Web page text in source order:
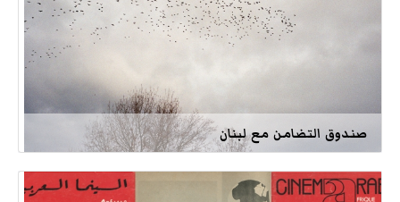
صندوق التضامن مع لبنان